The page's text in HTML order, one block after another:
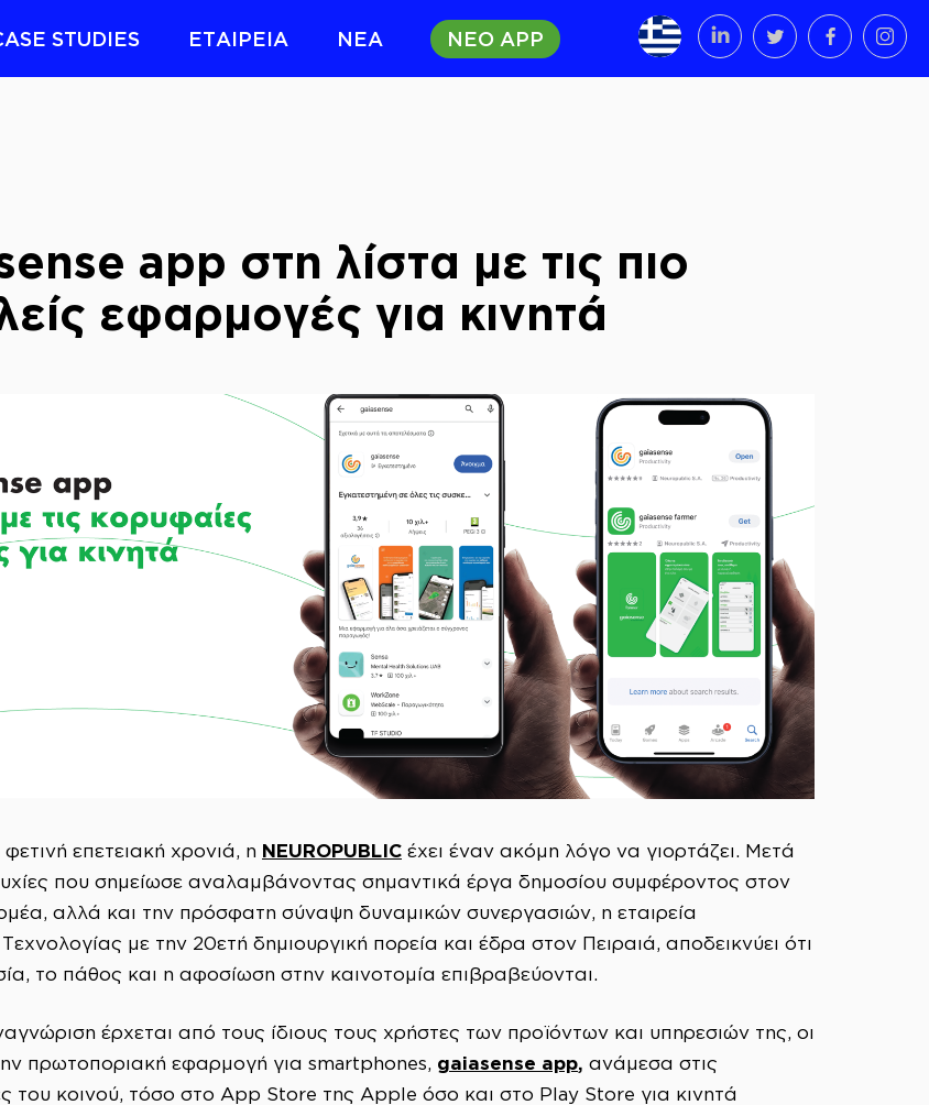
STUDIES ΕΤΑΙΡΕΙΑ ΝΕΑ ΝΕΟ APP
app στη λίστα με τις πιο
εφαρμογές για κινητά
φετινή επετειακή χρονιά, η NEUROPUBLIC έχει έναν ακόμη λόγο να γιορτάζει. Μετά
που σημείωσε αναλαμβάνοντας σημαντικά έργα δημοσίου συμφέροντος στον
αλλά και την πρόσφατη σύναψη δυναμικών συνεργασιών, η εταιρεία
με την 20ετή δημιουργική πορεία και έδρα στον Πειραιά, αποδεικνύει ότι
το πάθος και η αφοσίωση στην καινοτομία επιβραβεύονται.
έρχεται από τους ίδιους τους χρήστες των προϊόντων και υπηρεσιών της, οι
πρωτοποριακή εφαρμογή για smartphones, gaiasense app, ανάμεσα στις
του κοινού, τόσο στο App Store της Apple όσο και στο Play Store για κινητά